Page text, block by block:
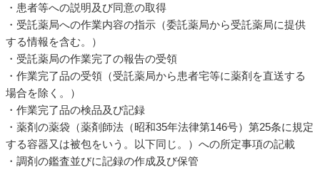
・患者等への説明及び同意の取得
・受託薬局への作業内容の指示（委託薬局から受託薬局に提供
する情報を含む。）
・受託薬局の作業完了の報告の受領
・作業完了品の受領（受託薬局から患者宅等に薬剤を直送する
場合を除く。）
・作業完了品の検品及び記録
・薬剤の薬袋（薬剤師法（昭和35年法律第146号）第25条に規定
する容器又は被包をいう。以下同じ。）への所定事項の記載
・調剤の鑑査並びに記録の作成及び保管